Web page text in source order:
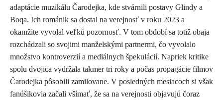
adaptácie muzikálu Čarodejka, kde stvárnili postavy Glindy a
Boqa. Ich románik sa dostal na verejnosť v roku 2023 a
okamžite vyvolal veľkú pozornosť. V tom období sa totiž obaja
rozchádzali so svojimi manželskými partnermi, čo vyvolalo
množstvo kontroverzií a mediálnych špekulácií. Napriek kritike
spolu dvojica vydržala takmer tri roky a počas propagácie filmov
Čarodejka pôsobili zamilovane. V posledných mesiacoch si však
fanúšikovia začali všímať, že sa na verejnosti objavujú čoraz